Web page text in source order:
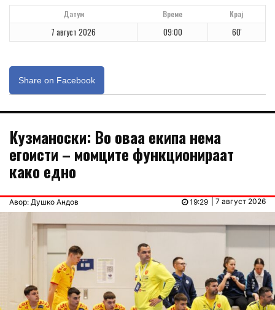
Датум Време Крај
7 август 2026 09:00 60'
Share on Facebook
Кузманоски: Во оваа екипа нема
егоисти – момците функционираат
како едно
Авор: Душко Андов | 7 август 2026
19:29